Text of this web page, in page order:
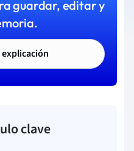
guardar, editar y
clave